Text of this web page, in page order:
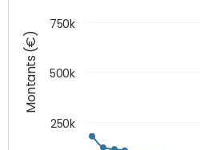
Montants (€)
250k
500k
750k